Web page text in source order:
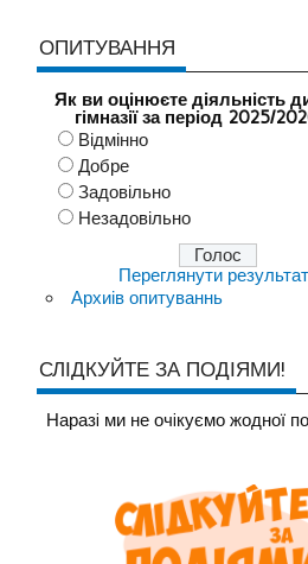
ОПИТУВАННЯ
Як ви оцінюєте діяльність
гімназії за період 2025/
Відмінно
Добре
Задовільно
Незадовільно
Переглянути
Архиів опитуваннь
СЛІДКУЙТЕ ЗА ПОДІЯМИ!
Наразi ми не очiкуємо жодної